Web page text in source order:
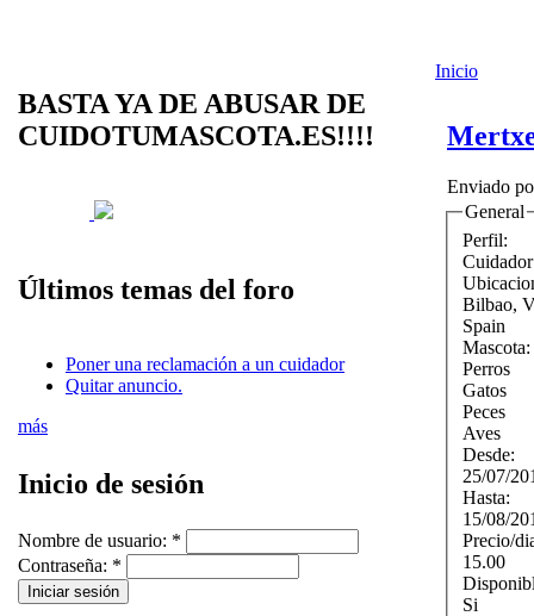
BASTA YA DE ABUSAR DE
CUIDOTUMASCOTA.ES!!!!
Últimos temas del foro
Poner una reclamación a un cuidador
Quitar anuncio.
más
Inicio de sesión
Nombre de usuario: *
Contraseña: *
Inicio
Enviado
General
Perfil:
Cuidador
Bilbao,
Spain
Mascota:
Perros
Gatos
Peces
Aves
Desde:
25/07/
Hasta:
15/08/
Precio/
15.00
Si